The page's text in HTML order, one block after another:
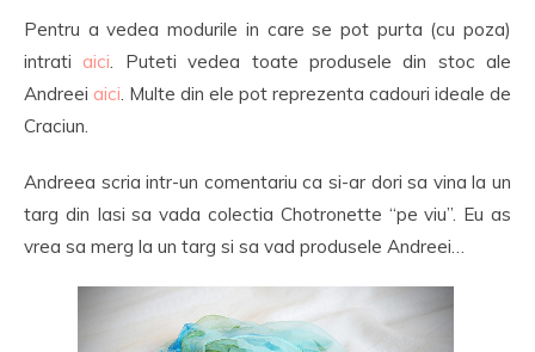
Pentru a vedea modurile in care se pot purta (cu poza)
intrati aici. Puteti vedea toate produsele din stoc ale
Andreei aici. Multe din ele pot reprezenta cadouri ideale de
Craciun.
Andreea scria intr-un comentariu ca si-ar dori sa vina la un
targ din Iasi sa vada colectia Chotronette “pe viu”. Eu as
vrea sa merg la un targ si sa vad produsele Andreei…